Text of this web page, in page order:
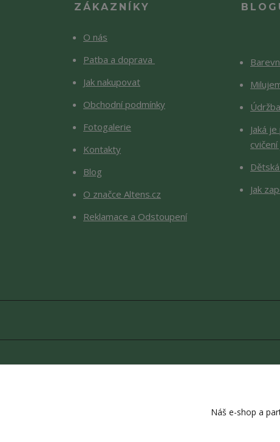
ZÁKAZNÍKY
O nás
Patba a doprava
Jak nakupovat
Obchodní podmínky
Fotogalerie
Kontakty
Blog
O značce Altens.cz
Reklamace a Odstoupení
Jaká
Jak
Copyright © 2026 Altens.cz.
Náš e-shop a